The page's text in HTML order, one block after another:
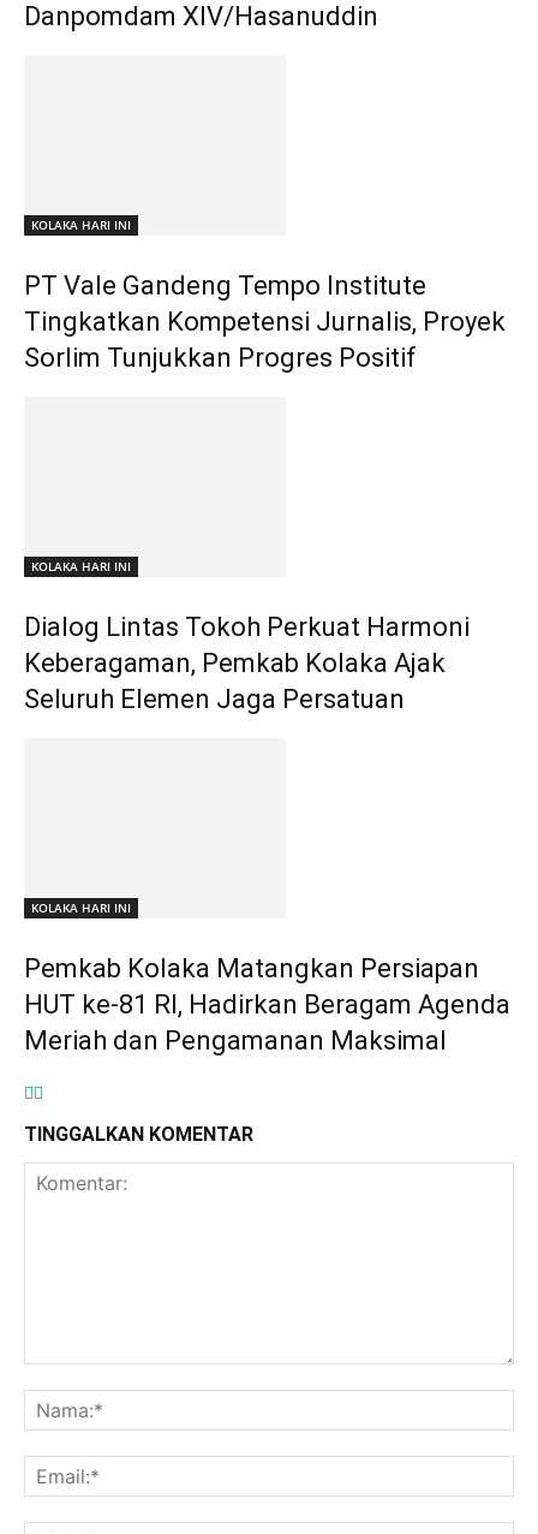
Danpomdam XIV/Hasanuddin
KOLAKA HARI INI
PT Vale Gandeng Tempo Institute
Tingkatkan Kompetensi Jurnalis, Proyek
Sorlim Tunjukkan Progres Positif
KOLAKA HARI INI
Dialog Lintas Tokoh Perkuat Harmoni
Keberagaman, Pemkab Kolaka Ajak
Seluruh Elemen Jaga Persatuan
KOLAKA HARI INI
Pemkab Kolaka Matangkan Persiapan
HUT ke-81 RI, Hadirkan Beragam Agenda
Meriah dan Pengamanan Maksimal
TINGGALKAN KOMENTAR